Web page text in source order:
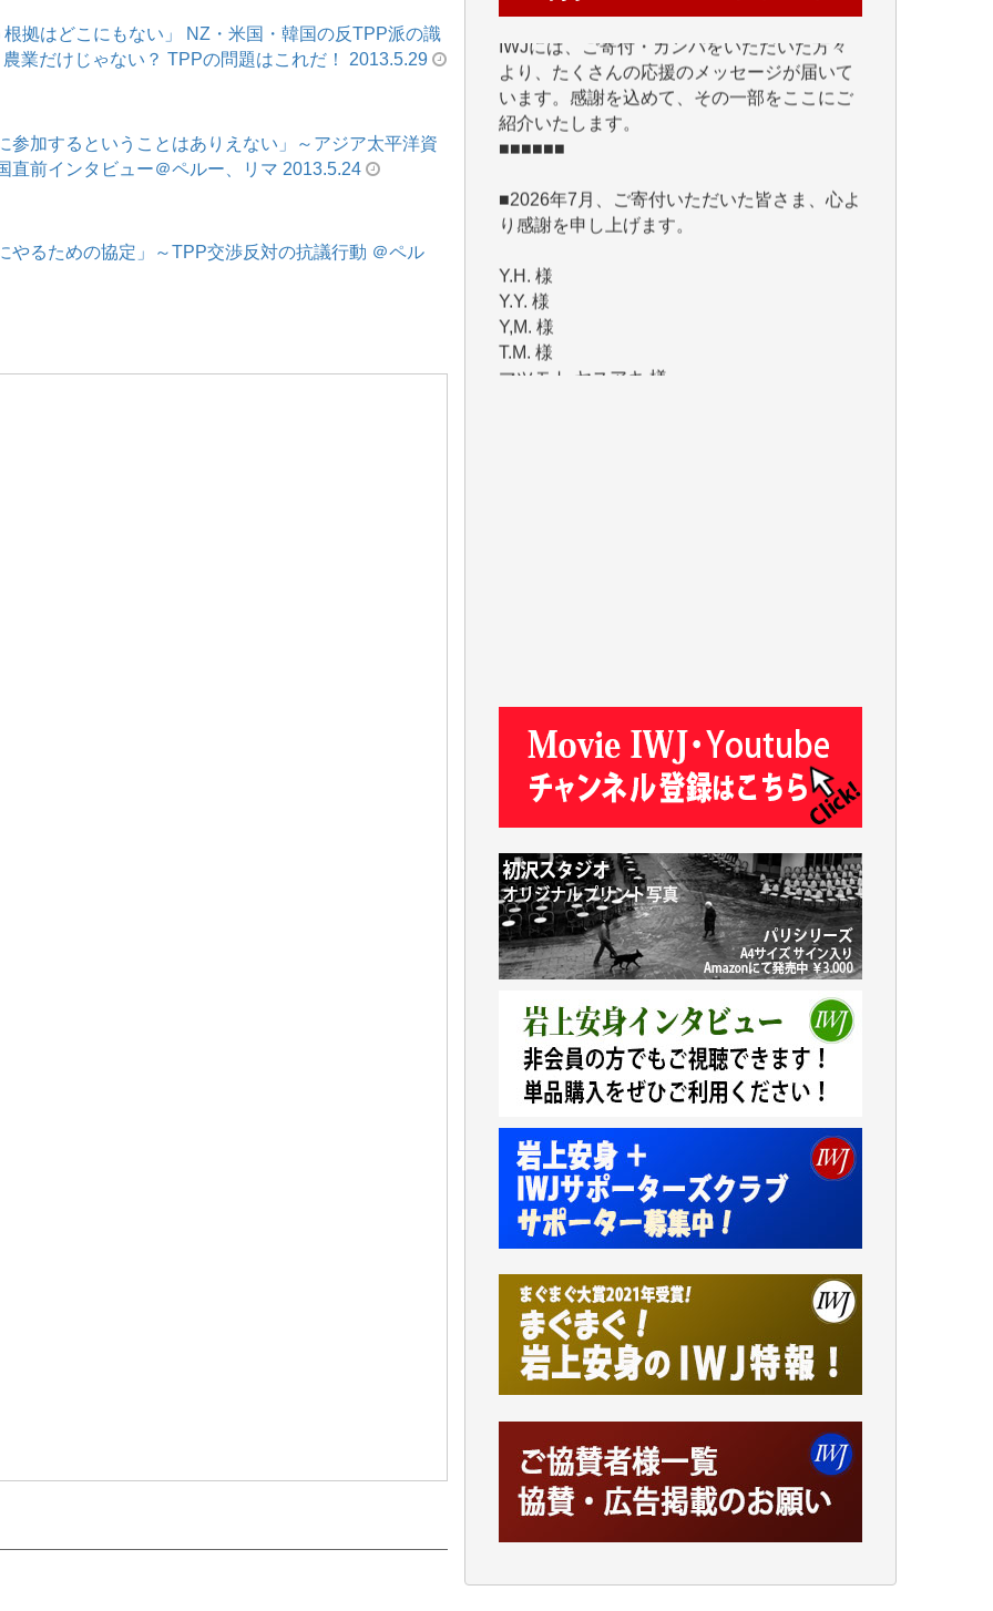
根拠はどこにもない」 NZ・米国・韓国の反TPP派の識
業だけじゃない？ TPPの問題はこれだ！ 2013.5.29
参加するということはありえない」～アジア太平洋資
直前インタビュー＠ペルー、リマ 2013.5.24
やるための協定」～TPP交渉反対の抗議行動 ＠ペル
紹介いたします。
■■■■■■
■2026年7月、ご寄付いただいた皆さま、心よ
Y.H. 様
Y,M. 様
T.M. 様
マツモト ヤスアキ 様
マシオン 恵美香 様
岩井 祐子 様
ASAKO TAKAESU 様
マシオン恵美香 様
平野智生 様
山本賢二 様
吉住俊昭 様
徳山匡 様
金 盛起 様
塩川 晃平 様
松本益美 様
井出 隆太 様
及川昭男 様
岩井祐子 様
藤田英之 様
藤岡比左志 様
井出 隆太 様
小池説夫 様
アオキカナメ 様
諸般の事情によりIWJ会費払えず今は非会員
です。市民側に立つ講演会にIWJのカメラマ
ンをよく拝見しております。コンテンツが失
お役立てください。（H.O.様）
今日、僅かですがカンパしました。（T.M.
様）
機を乗り切るには到底及ばない額ですが病気
の妻を抱えている私にとっては精一杯のカン
パです。
かねてよりIWJが発してきた膨大な取材記事
や解説記事、そして各界の方々とのインタビ